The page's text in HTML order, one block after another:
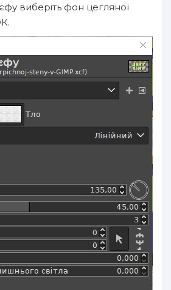
виберіть фон цегляної